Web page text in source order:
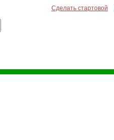
Сделать стартовой